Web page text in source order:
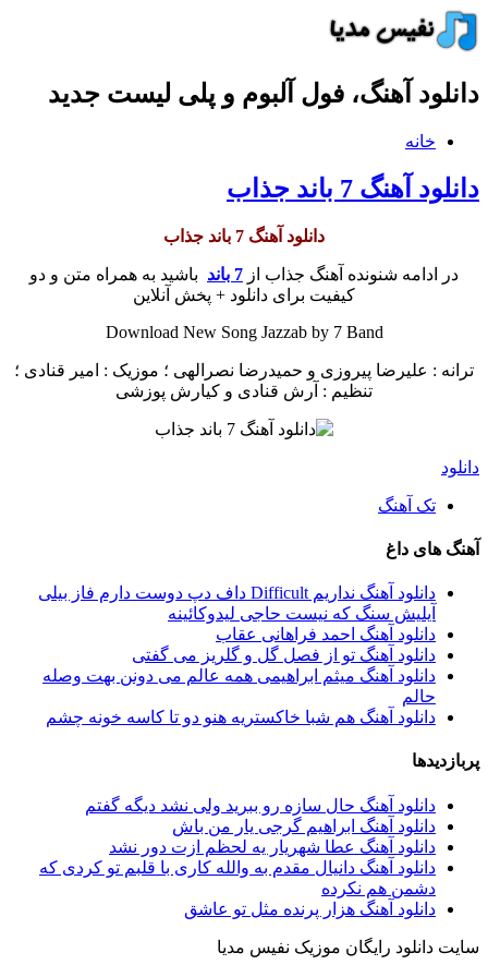
دانلود آهنگ، فول آلبوم و پلی لیست جدید
خانه
دانلود آهنگ 7 باند جذاب
دانلود آهنگ 7 باند جذاب
در ادامه شنونده آهنگ جذاب از 7 باند
باشید به همراه متن و دو
کیفیت برای دانلود + پخش آنلاین
Download New Song Jazzab by 7 Band
ترانه : علیرضا پیروزی و حمیدرضا نصرالهی ؛ موزیک : امیر قنادی ؛
تنظیم : آرش قنادی و کیارش پوزشی
دانلود
تک آهنگ
آهنگ های داغ
دانلود آهنگ نداریم Difficult داف دپ دوست دارم فاز بیلی
آیلیش سنگ که نیست حاجی لیدوکائینه
دانلود آهنگ احمد فراهانی عقاب
دانلود آهنگ تو از فصل گل و گلریز می گفتی
دانلود آهنگ میثم ابراهیمی همه عالم می دونن بهت وصله
حالم
دانلود آهنگ هم شبا خاکستریه هنو دو تا کاسه خونه چشم
پربازدیدها
دانلود آهنگ حال سازه رو ببرید ولی نشد دیگه گفتم
دانلود آهنگ ابراهیم گرجی یار من باش
دانلود آهنگ عطا شهریار یه لحظم ازت دور نشد
دانلود آهنگ دانیال مقدم به والله کاری با قلبم تو کردی که
دشمن هم نکرده
دانلود آهنگ هزار پرنده مثل تو عاشق
سایت دانلود رایگان موزیک نفیس مدیا